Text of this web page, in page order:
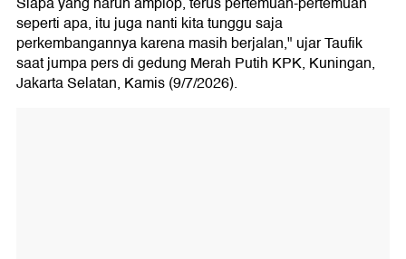
seperti apa, itu juga nanti kita tunggu saja
perkembangannya karena masih berjalan," ujar Taufik
saat jumpa pers di gedung Merah Putih KPK, Kuningan,
Jakarta Selatan, Kamis (9/7/2026).